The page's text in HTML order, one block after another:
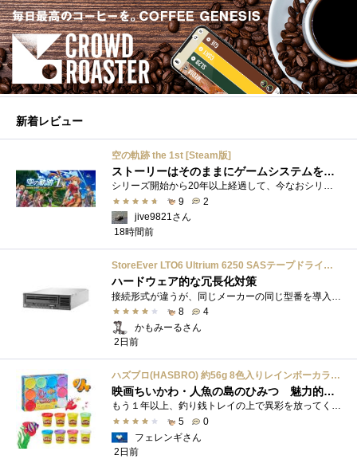
新着レビュー
空の軌跡 the 1st [Steam版]
ストーリーはそのままにゲームシステムを現代化
9
2
jive9821さん
18時間前
StoreEver LTO6 Ultrium 6250 SASテープドライブ(内蔵型)
ハードウェア的な冗長化対策
8
4
かもみーるさん
2日前
ハズブロ(HASBRO) 約56g 8色入りレインボーカラーのプレイ・ドー、新学期用品、2才以上のプリスクールの子供向け、子供向けのアート&クラフト 粘土 ねんど、こどもの日、子供の日プレゼント
映画ちいかわ・人魚の島のひみつ 魅力的なビラン：セイレーンを造ってみた
もう１年以上、釣り銭トレイの上で異彩を放ってくれたミャクミャクのマグネット 映画ちいかわ人魚の島のひみつを鑑賞後、素敵なビランのセイ...
5
0
フェレンギさん
2日前